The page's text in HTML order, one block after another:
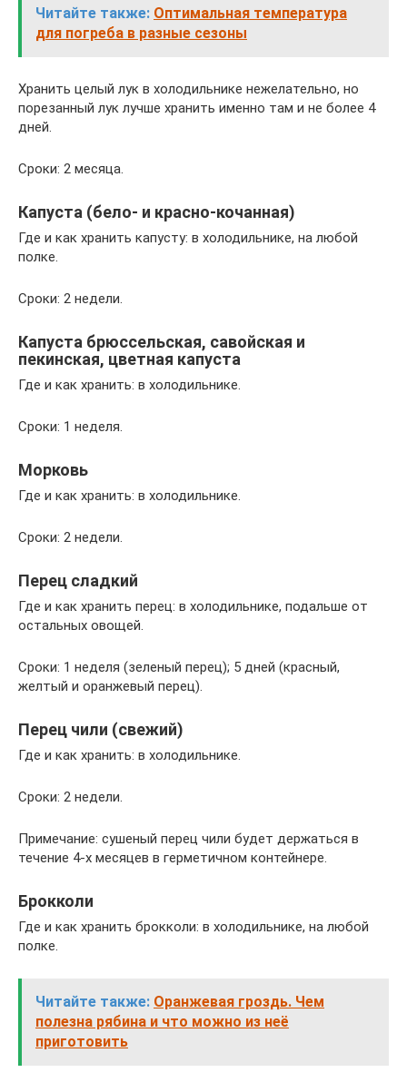
Читайте также: Оптимальная температура
для погреба в разные сезоны
Хранить целый лук в холодильнике нежелательно, но
порезанный лук лучше хранить именно там и не более 4
дней.
Сроки: 2 месяца.
Капуста (бело- и красно-кочанная)
Где и как хранить капусту: в холодильнике, на любой
полке.
Сроки: 2 недели.
Капуста брюссельская, савойская и
пекинская, цветная капуста
Где и как хранить: в холодильнике.
Сроки: 1 неделя.
Морковь
Где и как хранить: в холодильнике.
Сроки: 2 недели.
Перец сладкий
Где и как хранить перец: в холодильнике, подальше от
остальных овощей.
Сроки: 1 неделя (зеленый перец); 5 дней (красный,
желтый и оранжевый перец).
Перец чили (свежий)
Где и как хранить: в холодильнике.
Сроки: 2 недели.
Примечание: сушеный перец чили будет держаться в
течение 4-х месяцев в герметичном контейнере.
Брокколи
Где и как хранить брокколи: в холодильнике, на любой
полке.
Читайте также: Оранжевая гроздь. Чем
полезна рябина и что можно из неё
приготовить